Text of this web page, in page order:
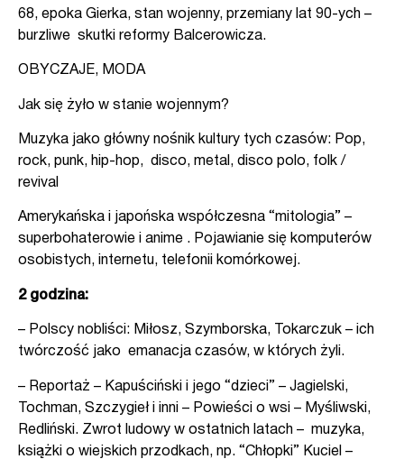
68, epoka Gierka, stan wojenny, przemiany lat 90-ych –
burzliwe skutki reformy Balcerowicza.
OBYCZAJE, MODA
Jak się żyło w stanie wojennym?
Muzyka jako główny nośnik kultury tych czasów: Pop,
rock, punk, hip-hop, disco, metal, disco polo, folk /
revival
Amerykańska i japońska współczesna “mitologia” –
superbohaterowie i anime . Pojawianie się komputerów
osobistych, internetu, telefonii komórkowej.
2 godzina:
– Polscy nobliści: Miłosz, Szymborska, Tokarczuk – ich
twórczość jako emanacja czasów, w których żyli.
– Reportaż – Kapuściński i jego “dzieci” – Jagielski,
Tochman, Szczygieł i inni – Powieści o wsi – Myśliwski,
Redliński. Zwrot ludowy w ostatnich latach – muzyka,
książki o wiejskich przodkach, np. “Chłopki” Kuciel –